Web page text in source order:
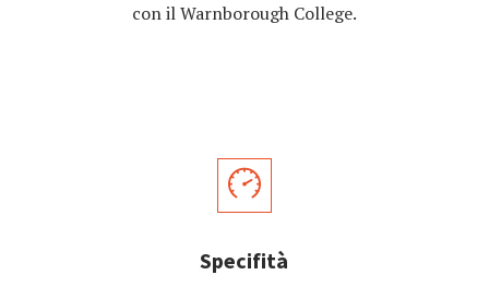
con il Warnborough College.
Specifità